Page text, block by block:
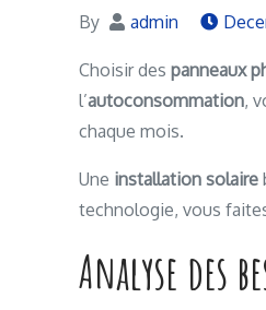
By admin
Choisir des panneaux
l’autoconsommation,
chaque mois.
Une installation solaire
technologie, vous
Analyse des